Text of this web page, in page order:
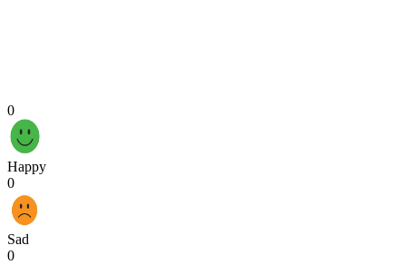
0
Happy
0
Sad
0